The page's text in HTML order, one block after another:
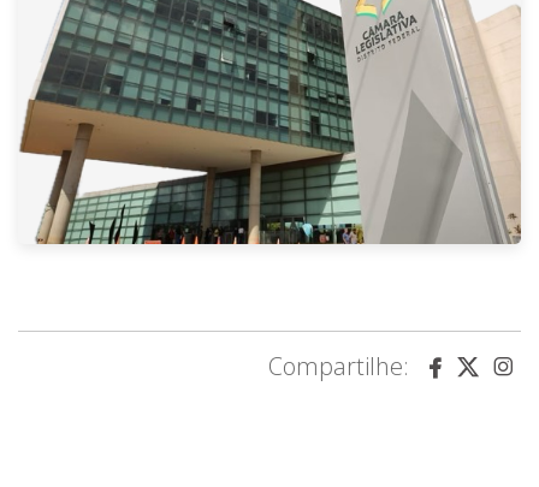
Compartilhe: